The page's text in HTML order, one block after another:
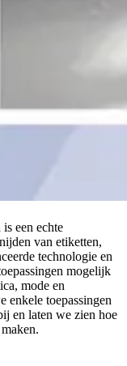
een echte
van etiketten,
technologie en
mogelijk
mode en
enkele toepassingen
en laten we zien hoe